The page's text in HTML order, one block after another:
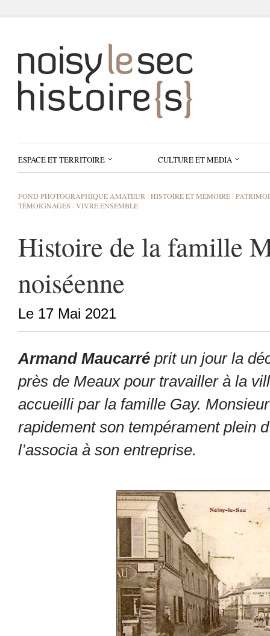
ESPACE ET TERRITOIRE CULTURE ET MEDIA
FOND PHOTOGRAPHIQUE AMATEUR /HISTOIRE ET MÉMOIRE /
TÉMOIGNAGES /VIVRE ENSEMBLE
Histoire de la famille
noiséenne
Le 17 Mai 2021
Armand Maucarré prit un jour la
près de Meaux pour travailler à la
accueilli par la famille Gay.
rapidement son tempérament plein
l’associa à son entreprise.